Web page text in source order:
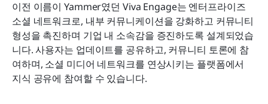
이전 이름이 Yammer였던 Viva Engage는 엔터프라이즈
소셜 네트워크로, 내부 커뮤니케이션을 강화하고 커뮤니티
형성을 촉진하며 기업 내 소속감을 증진하도록 설계되었습
니다. 사용자는 업데이트를 공유하고, 커뮤니티 토론에 참
여하며, 소셜 미디어 네트워크를 연상시키는 플랫폼에서
지식 공유에 참여할 수 있습니다.